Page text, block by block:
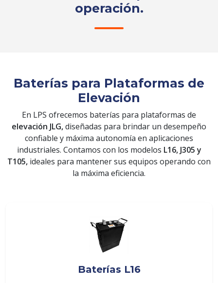
ENVIAR
operación.
Baterías para Plataformas de
Elevación
En LPS ofrecemos baterías para plataformas de
elevación JLG,diseñadas para brindar un desempeño
confiable y máxima autonomía en aplicaciones
industriales. Contamos con los modelos L16, J305 y
T105, ideales para mantener sus equipos operando con
la máxima eficiencia.
Baterías L16